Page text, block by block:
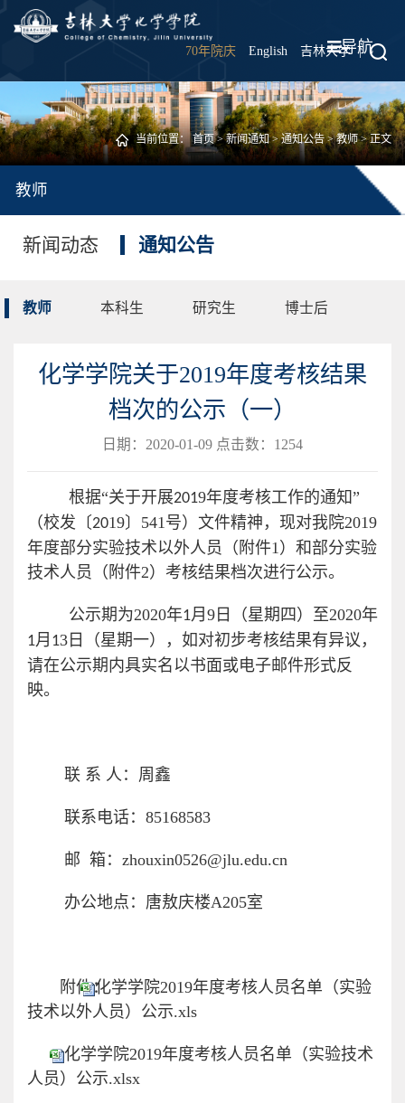
70年院庆 English 吉林大学 |
导航
当前位置：首页>新闻通知>通知公告>教师> 正文
教师
新闻动态 通知公告
教师 本科生 研究生 博士后
化学学院关于2019年度考核结果
档次的公示（一）
日期：2020-01-09 点击数： 1254
根据“关于开展2019年度考核工作的通知”
（校发〔2019〕 541号）文件精神，现对我院2019
年度部分实验技术以外人员（附件1）和 部分实验
技术人员（附件2）考核结果档次进行公示。
公示期为2020年1月 9 日（星期 四 ）至2020年
1月 13 日（星期一），如对初步考核结果有异议，
请在公示期内具实名以书面或电子邮件形式反
映。
联 系 人：周鑫
联系电话：85168583
邮 箱： zhouxin0526@jlu.edu.cn
办公地点：唐敖庆楼A205室
附件：化学学院2019年度考核人员名单（实验
技术以外人员）公示.xls
化学学院2019年度考核人员名单（实验技术
人员）公示.xlsx